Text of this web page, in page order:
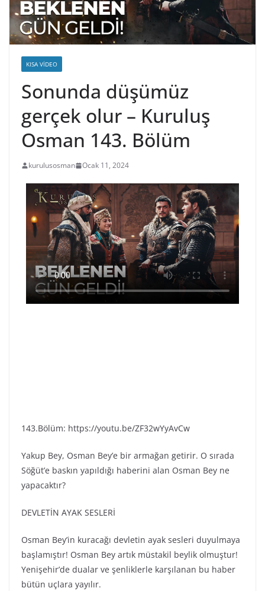
KISA VIDEO
Sonunda düşümüz
gerçek olur – Kuruluş
Osman 143. Bölüm
kurulusosman Ocak 11, 2024
143.Bölüm: https://youtu.be/ZF32wYyAvCw
Yakup Bey, Osman Bey’e bir armağan getirir. O sırada
Söğüt’e baskın yapıldığı haberini alan Osman Bey ne
yapacaktır?
DEVLETİN AYAK SESLERİ
Osman Bey’in kuracağı devletin ayak sesleri duyulmaya
başlamıştır! Osman Bey artık müstakil beylik olmuştur!
Yenişehir’de dualar ve şenliklerle karşılanan bu haber
bütün uçlara yayılır.